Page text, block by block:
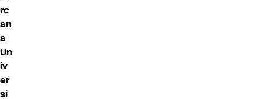
rc
an
a
Un
iv
er
si